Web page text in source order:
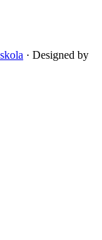
· Designed by